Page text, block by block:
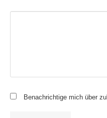
Benachrichtige mich über